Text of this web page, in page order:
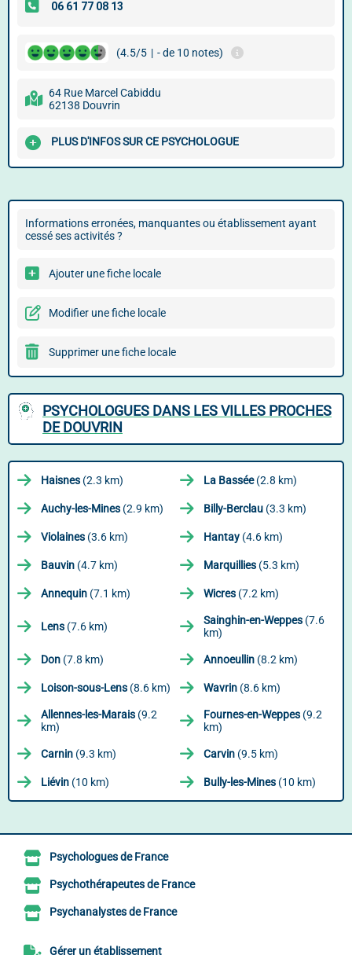
(4.5/5 | - de 10 notes)
64 Rue Marcel Cabiddu
62138 Douvrin
PLUS D'INFOS SUR CE PSYCHOLOGUE
Informations erronées, manquantes ou établissement ayant
cessé ses activités ?
Ajouter une fiche locale
Modifier une fiche locale
Supprimer une fiche locale
PSYCHOLOGUES DANS LES VILLES PROCHES
DE DOUVRIN
Haisnes (2.3 km) La Bassée(2.8 km)
Auchy-les-Mines (2.9 km) Billy-Berclau (3.3 km)
Violaines (3.6 km) Hantay (4.6 km)
Bauvin (4.7 km) Marquillies (5.3 km)
Annequin (7.1 km) Wicres (7.2 km)
Lens (7.6 km) Sainghin-en-Weppes (7.6
km)
Don (7.8 km) Annoeullin (8.2 km)
Loison-sous-Lens (8.6 km) Wavrin (8.6 km)
Allennes-les-Marais (9.2
km)
Fournes-en-Weppes (9.2
km)
Carnin (9.3 km) Carvin (9.5 km)
Liévin (10 km) Bully-les-Mines (10 km)
Psychologues de France
Psychothérapeutes de France
Psychanalystes de France
Gérer un établissement